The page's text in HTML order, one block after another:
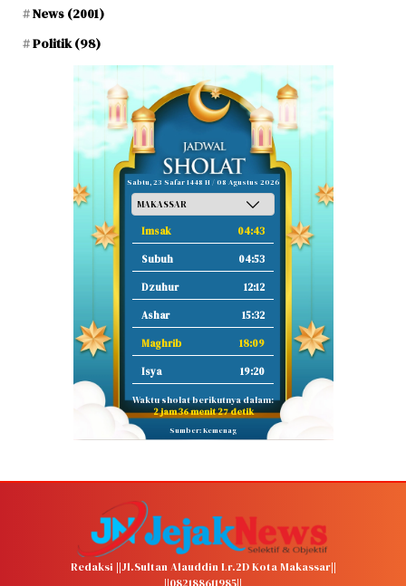
News (2001)
Politik(98)
Sabtu, 23 Safar 1448 H / 08 Agustus 2026
Imsak 04:43
Subuh 04:53
Dzuhur 12:12
Ashar 15:32
Maghrib 18:09
Isya 19:20
Waktu sholat berikutnya dalam:
2 jam 36 menit 26 detik
Sumber: Kemenag
Redaksi ||Jl.Sultan Alauddin Lr.2D Kota Makassar||